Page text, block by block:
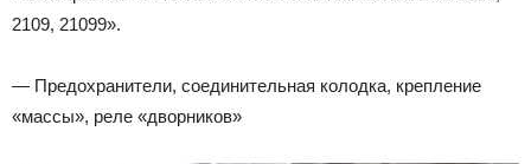
2109, 21099».
— Предохранители, соединительная колодка, крепление
«массы», реле «дворников»